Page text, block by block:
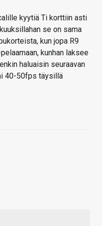
kyytiä Ti korttiin asti
se on sama
kun jopa R9
kunhan laksee
haluaisin seuraavan
40-50fps täysillä